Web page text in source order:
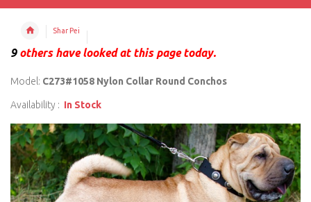
Shar Pei
9others have looked at this page today.
Model: C273#1058 Nylon Collar Round Conchos
Availability : In Stock